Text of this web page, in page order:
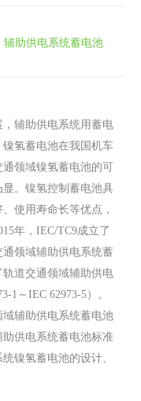
辅助供电系统蓄电池
辅助供电系统用蓄电
氢蓄电池在我国机车
领域镍氢蓄电池的可
。镍氢控制蓄电池具
使用寿命长等优点，
年，IEC/TC9成立了
领域辅助供电系统蓄
道交通领域辅助供电
1～IEC 62973-5）。
辅助供电系统蓄电池
供电系统蓄电池标准
镍氢蓄电池的设计、